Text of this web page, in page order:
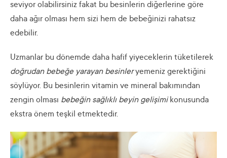
seviyor olabilirsiniz fakat bu besinlerin diğerlerine göre
daha ağır olması hem sizi hem de bebeğinizi rahatsız
edebilir.
Uzmanlar bu dönemde daha hafif yiyeceklerin tüketilerek
doğrudan bebeğe yarayan besinleryemeniz gerektiğini
söylüyor. Bu besinlerin vitamin ve mineral bakımından
zengin olması bebeğin sağlıklı beyin gelişimikonusunda
ekstra önem teşkil etmektedir.